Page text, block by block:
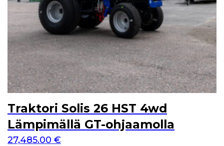
Traktori Solis 26 HST 4wd
Lämpimällä GT-ohjaamolla
27,485.00 €